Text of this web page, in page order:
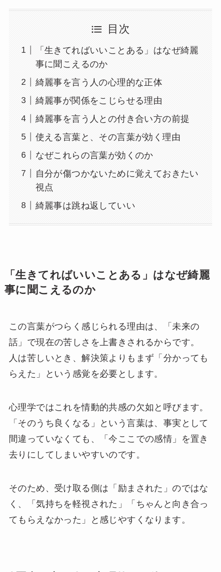
目次
「生きてればいいことある」はなぜ綺麗
事に聞こえるのか
綺麗事を言う人の心理的な正体
綺麗事が関係をこじらせる理由
綺麗事を言う人との付き合い方の前提
使える言葉と、その言葉が効く理由
なぜこれらの言葉が効くのか
自分が傷つかないために覚えておきたい
視点
綺麗事は跳ね返していい
「生きてればいいことある」はなぜ綺麗
事に聞こえるのか
この言葉がつらく感じられる理由は、「未来の
話」で現在の苦しさを上書きされるからです。
人は苦しいとき、解決策よりもまず「分かっても
らえた」という感覚を必要とします。
心理学ではこれを情動的共感の欠如と呼びます。
「そのうち良くなる」という言葉は、事実として
間違っていなくても、「今ここでの感情」を置き
去りにしてしまいやすいのです。
そのため、受け取る側は「励まされた」のではな
く、「気持ちを軽視された」「ちゃんと向き合っ
てもらえなかった」と感じやすくなります。